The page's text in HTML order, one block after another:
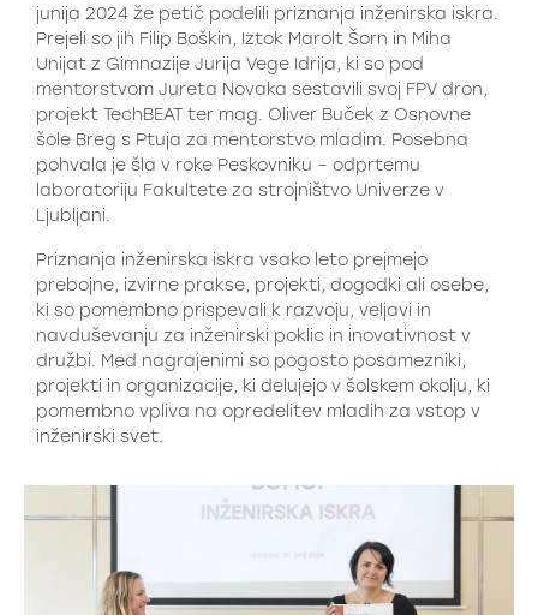
junija 2024 že petič podelili priznanja inženirska iskra.
Prejeli so jih Filip Boškin, Iztok Marolt Šorn in Miha
Unijat z Gimnazije Jurija Vege Idrija, ki so pod
mentorstvom Jureta Novaka sestavili svoj FPV dron,
projekt TechBEAT ter mag. Oliver Buček z Osnovne
šole Breg s Ptuja za mentorstvo mladim. Posebna
pohvala je šla v roke Peskovniku – odprtemu
laboratoriju Fakultete za strojništvo Univerze v
Ljubljani.
Priznanja inženirska iskra vsako leto prejmejo
prebojne, izvirne prakse, projekti, dogodki ali osebe,
ki so pomembno prispevali k razvoju, veljavi in
navduševanju za inženirski poklic in inovativnost v
družbi. Med nagrajenimi so pogosto posamezniki,
projekti in organizacije, ki delujejo v šolskem okolju, ki
pomembno vpliva na opredelitev mladih za vstop v
inženirski svet.